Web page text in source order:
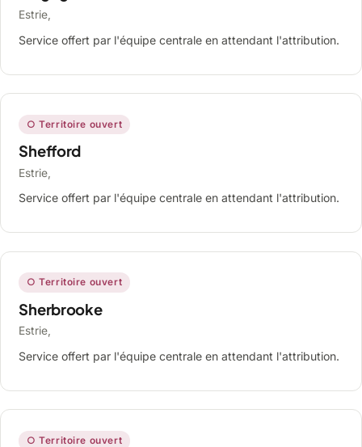
Estrie,
Service offert par l'équipe centrale en attendant l'attribution.
○ Territoire ouvert
Shefford
Estrie,
Service offert par l'équipe centrale en attendant l'attribution.
○ Territoire ouvert
Sherbrooke
Estrie,
Service offert par l'équipe centrale en attendant l'attribution.
○ Territoire ouvert